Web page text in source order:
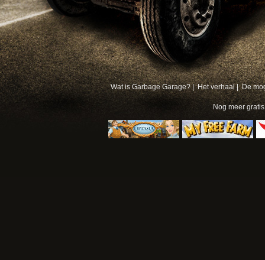
Wat is Garbage Garage? | Het verhaal | De
Nog meer